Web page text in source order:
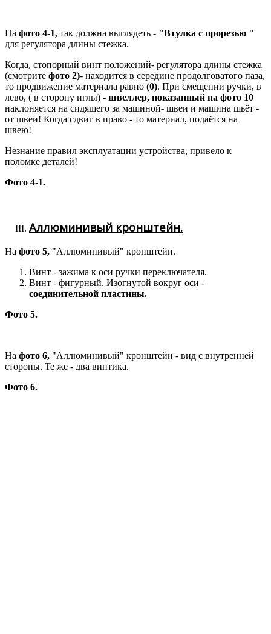
На фото 4-1, так должна выглядеть - "Втулка с прорезью "
для регулятора длины стежка.
Когда, стопорный винт положений- регулятора длины стежка
(смотрите фото 2)- находится в середине продолговатого паза,
то продвижение материала равно (0). При смещении ручки, в
лево, ( в сторону иглы) - швеллер, показанный на фото 10
наклоняется на сидящего за машиной- швеи и машина шьёт -
от швеи! Когда сдвиг в право - то материал, подаётся на
швею!
Незнание правил эксплуатации устройства, привело к
поломке деталей!
Фото 4-1.
Аллюминивый кронштейн.
На фото 5, "Аллюминивый" кронштейн.
Винт - зажима к оси ручки переключателя.
Винт - фигурный. Изогнутой вокруг оси -
соединительной пластины.
Фото 5.
На фото 6, "Аллюминивый" кронштейн - вид с внутренней
стороны. Те же - два винтика.
Фото 6.